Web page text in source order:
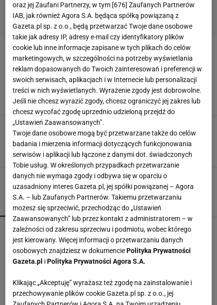
DREWNO DO KOMINKA
Chcesz ogrzać dom chrustem zbieranym w
lesie? Może cię to sporo kosztować
CHRUST DREWNO DO KOMINKA DREWNO NA OPAŁ KOMINEK
To drewno do kominka spala się wolno i daje
dużą ilość ciepła. Najlepszy wybór na zimę
DREWNO DO KOMINKA
DREWNO NA OPAŁ
JAKIE DREWNO DO KOMINKA
KOMINEK
POPULARNE NAJNOWSZE
Kompaktowa bieżnia do małego mieszkania.
Ten sprzęt mieści się pod łóżko
nowo pokochali vinyle
oraz jej Zaufani Partnerzy, w tym [676] Zaufanych Partnerów
IAB, jak również Agora S.A. będąca spółką powiązaną z
Gazeta.pl sp. z o.o., będą przetwarzać Twoje dane osobowe
takie jak adresy IP, adresy e-mail czy identyfikatory plików
cookie lub inne informacje zapisane w tych plikach do celów
marketingowych, w szczególności na potrzeby wyświetlania
reklam dopasowanych do Twoich zainteresowań i preferencji w
swoich serwisach, aplikacjach i w Internecie lub personalizacji
treści w nich wyświetlanych. Wyrażenie zgody jest dobrowolne.
Jeśli nie chcesz wyrazić zgody, chcesz ograniczyć jej zakres lub
chcesz wycofać zgodę uprzednio udzieloną przejdź do
„Ustawień Zaawansowanych”.
Twoje dane osobowe mogą być przetwarzane także do celów
badania i mierzenia informacji dotyczących funkcjonowania
serwisów i aplikacji lub łączone z danymi dot. świadczonych
Tobie usług. W określonych przypadkach przetwarzanie
danych nie wymaga zgody i odbywa się w oparciu o
uzasadniony interes Gazeta.pl, jej spółki powiązanej – Agora
S.A. – lub Zaufanych Partnerów. Takiemu przetwarzaniu
możesz się sprzeciwić, przechodząc do „Ustawień
Zaawansowanych” lub przez kontakt z administratorem – w
zależności od zakresu sprzeciwu i podmiotu, wobec którego
jest kierowany. Więcej informacji o przetwarzaniu danych
osobowych znajdziesz w dokumenciePolityka Prywatności
Gazeta.pl iPolityka Prywatności Agora S.A.
Klikając „Akceptuję” wyrażasz też zgodę na zainstalowanie i
przechowywanie plików cookie Gazeta.pl sp. z o.o., jej